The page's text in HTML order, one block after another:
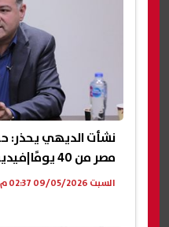
نشأت الديهي يحذر:
مصر من 40 يومًا|فيديو
السبت 09/05/2026 02:37 م